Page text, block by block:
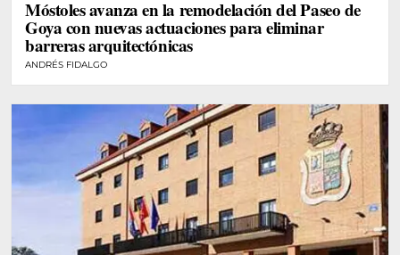
Móstoles avanza en la remodelación del Paseo de
Goya con nuevas actuaciones para eliminar
barreras arquitectónicas
ANDRÉS FIDALGO